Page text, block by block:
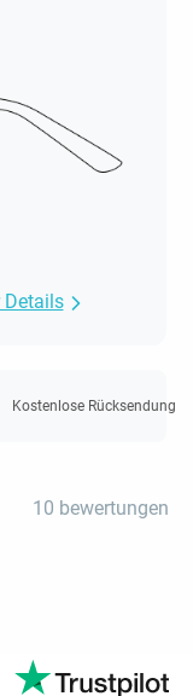
Details
Kostenlose Rücksendung
10 bewertungen